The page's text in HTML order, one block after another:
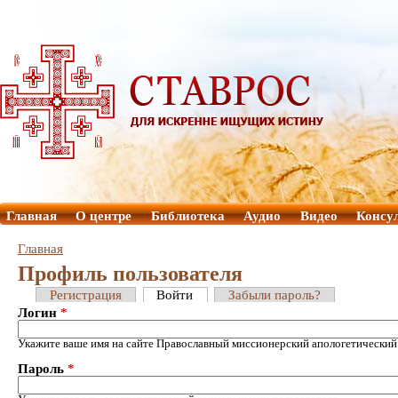
Главная О центре Библиотека Аудио Видео
Главная
Профиль пользователя
Регистрация Войти
Забыли пароль?
Логин *
Укажите ваше имя на сайте Православный миссионерский
Пароль *